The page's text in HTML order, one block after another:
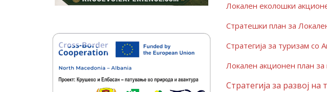
Локален еколошки
Стратешки план за
Стратегија за туризам со
Локален акционен план
Стратегија за развој